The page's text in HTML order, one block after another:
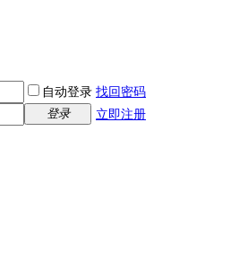
自动登录 找回密码
登录
立即注册